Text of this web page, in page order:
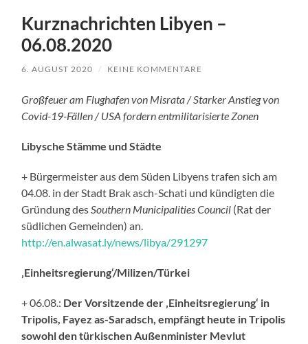
Kurznachrichten Libyen –
06.08.2020
6. AUGUST 2020 / KEINE KOMMENTARE
Großfeuer am Flughafen von Misrata / Starker Anstieg von
Covid-19-Fällen / USA fordern entmilitarisierte Zonen
Libysche Stämme und Städte
+ Bürgermeister aus dem Süden Libyens trafen sich am
04.08. in der Stadt Brak asch-Schati und kündigten die
Gründung des Southern Municipalities Council (Rat der
südlichen Gemeinden) an.
http://en.alwasat.ly/news/libya/291297
‚Einheitsregierung‘/Milizen/Türkei
+ 06.08.: Der Vorsitzende der ‚Einheitsregierung‘ in
Tripolis, Fayez as-Saradsch, empfängt heute in Tripolis
sowohl den türkischen Außenminister Mevlut